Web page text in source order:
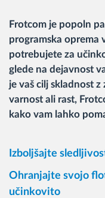
Frotcom je popoln
programska oprema
potrebujete za
glede na dejavnost
je vaš cilj skladnost
varnost ali rast,
kako vam lahko
Izboljšajte
Ohranjajte svojo
učinkovito